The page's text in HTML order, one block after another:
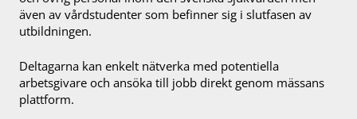
även av vårdstudenter som befinner sig i slutfasen av
utbildningen.
Deltagarna kan enkelt nätverka med potentiella
arbetsgivare och ansöka till jobb direkt genom mässans
plattform.